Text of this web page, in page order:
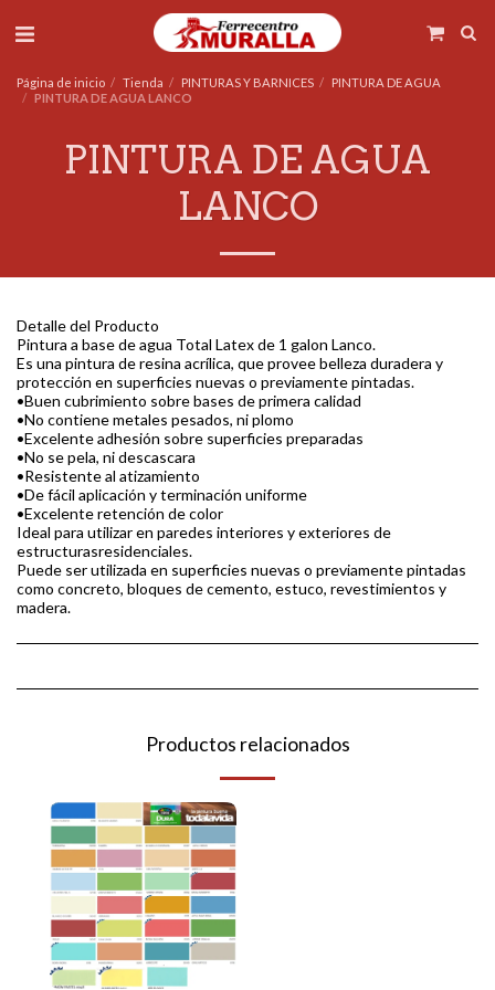
Página de inicio Tienda PINTURAS Y BARNICES
PINTURA DE AGUA
PINTURA DE AGUA LANCO
PINTURA DE AGUA
LANCO
Detalle del Producto
Pintura a base de agua Total Latex de 1 galon Lanco.
Es una pintura de resina acrílica, que provee belleza duradera y
protección en superficies nuevas o previamente pintadas.
•Buen cubrimiento sobre bases de primera calidad
•No contiene metales pesados, ni plomo
•Excelente adhesión sobre superficies preparadas
•No se pela, ni descascara
•Resistente al atizamiento
•De fácil aplicación y terminación uniforme
•Excelente retención de color
Ideal para utilizar en paredes interiores y exteriores de
estructurasresidenciales.
Puede ser utilizada en superficies nuevas o previamente pintadas
como concreto, bloques de cemento, estuco, revestimientos y
madera.
Productos relacionados